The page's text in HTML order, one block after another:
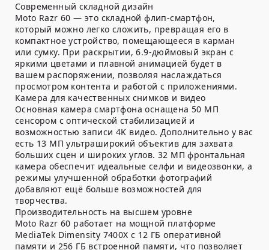
Современный складной дизайн
Moto Razr 60 — это складной флип-смартфон,
который можно легко сложить, превращая его в
компактное устройство, помещающееся в карман
или сумку. При раскрытии, 6.9-дюймовый экран с
яркими цветами и плавной анимацией будет в
вашем распоряжении, позволяя наслаждаться
просмотром контента и работой с приложениями.
Камера для качественных снимков и видео
Основная камера смартфона оснащена 50 МП
сенсором с оптической стабилизацией и
возможностью записи 4K видео. Дополнительно у вас
есть 13 МП ультраширокий объектив для захвата
больших сцен и широких углов. 32 МП фронтальная
камера обеспечит идеальные селфи и видеозвонки, а
режимы улучшенной обработки фотографий
добавляют ещё больше возможностей для
творчества.
Производительность на высшем уровне
Moto Razr 60 работает на мощной платформе
MediaTek Dimensity 7400X с 12 ГБ оперативной
памяти и 256 ГБ встроенной памяти, что позволяет